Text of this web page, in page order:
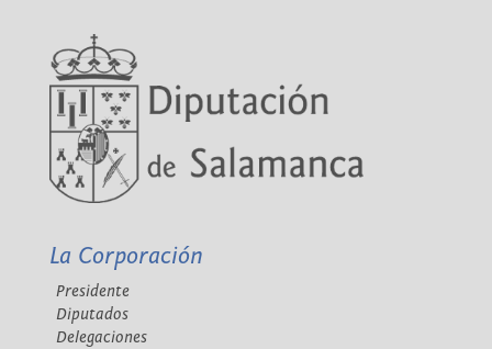
La Corporación
Presidente
Diputados
Delegaciones